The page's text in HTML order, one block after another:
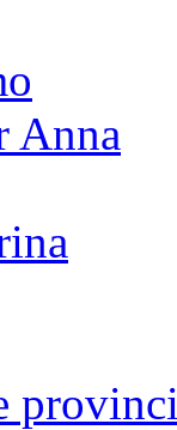
Anna